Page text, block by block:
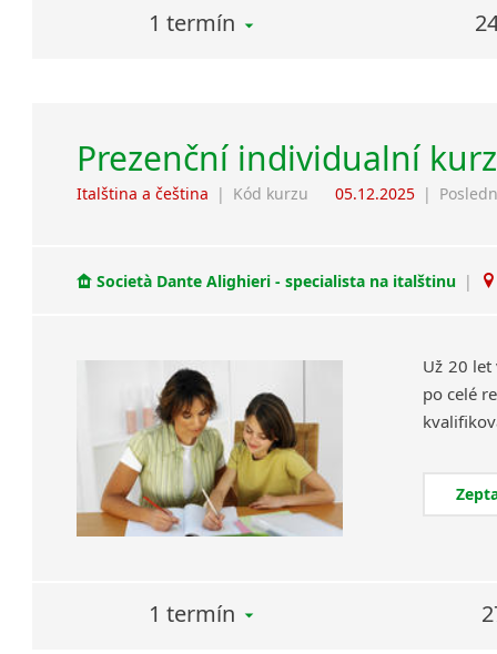
1 termín
Prezenční individualní
Italština a čeština | Kód kurzu 05.12.2025 |
Società Dante Alighieri - specialista na italštinu |
Už 20 let
po celé
1 termín